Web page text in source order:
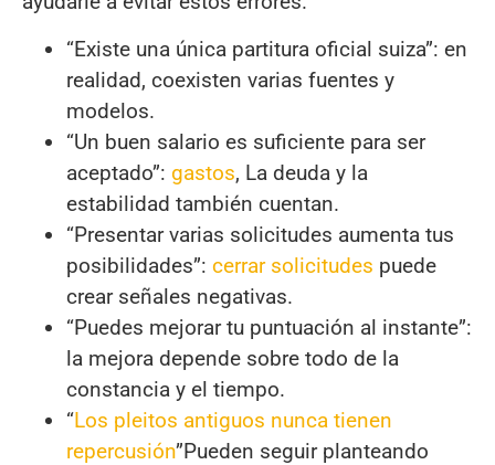
“Existe una única partitura oficial suiza”: en
realidad, coexisten varias fuentes y
modelos.
“Un buen salario es suficiente para ser
aceptado”: gastos, La deuda y la
estabilidad también cuentan.
“Presentar varias solicitudes aumenta tus
posibilidades”: cerrar solicitudes puede
crear señales negativas.
“Puedes mejorar tu puntuación al instante”:
la mejora depende sobre todo de la
constancia y el tiempo.
“Los pleitos antiguos nunca tienen
repercusión”Pueden seguir planteando